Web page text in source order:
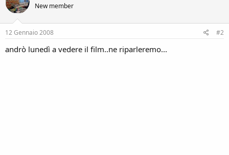
New member
12 Gennaio 2008 #2
andrò lunedì a vedere il film..ne riparleremo...